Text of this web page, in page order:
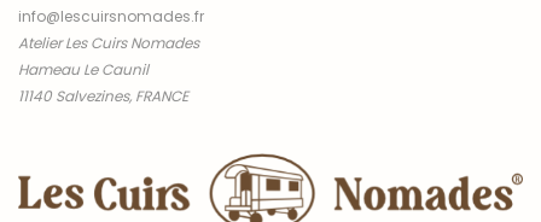
info@lescuirsnomades.fr
Atelier Les Cuirs Nomades
Hameau Le Caunil
11140 Salvezines, FRANCE